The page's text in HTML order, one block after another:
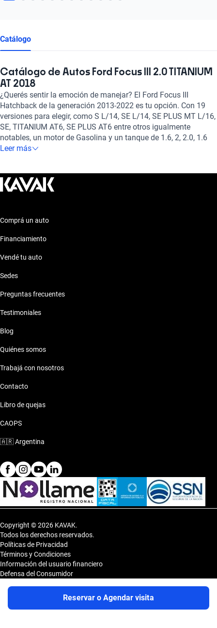
Reservar o Agendar visita
Catálogo
Catálogo de Autos Ford Focus III 2.0 TITANIUM
AT 2018
¿Querés sentir la emoción de manejar? El Ford Focus III
Hatchback de la generación 2013-2022 es tu opción. Con 19
versiones para elegir, como S L/14, SE L/14, SE PLUS MT L/16,
SE, TITANIUM AT6, SE PLUS AT6 entre otros igualmente
notables, un motor de Gasolina y un tanque de 1.6, 2, 2.0, 1.6
litros de capacidad, y transmisión Manual, Automático te
Leer más
Comprá un auto
Financiamiento
Vendé tu auto
Sedes
Preguntas frecuentes
Testimoniales
Blog
Quiénes somos
Trabajá con nosotros
Contacto
Libro de quejas
CAOPS
🇦🇷Argentina
Copyright © 2026 KAVAK.
Todos los derechos reservados.
Políticas de Privacidad
Términos y Condiciones
Información del usuario financiero
Defensa del Consumidor
Shopping DOT 3er Subsuelo- Vedia 3600, CP 1430, Capital Federal,